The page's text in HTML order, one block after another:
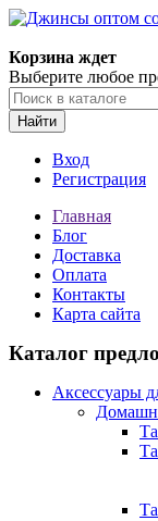
Корзина ждет
Выберите любое
Найти
Вход
Регистрация
Главная
Блог
Доставка
Оплата
Контакты
Карта сайта
Каталог
Аксессуары